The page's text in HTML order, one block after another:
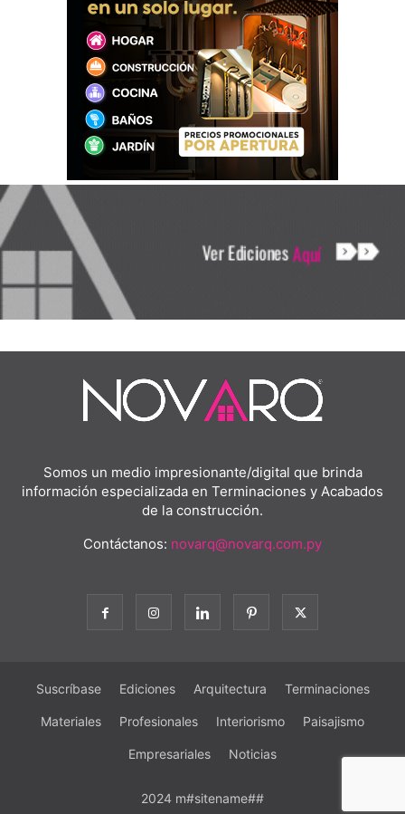
Somos un medio impresionante/digital que brinda
información especializada en Terminaciones y Acabados
de la construcción.
Contáctanos: novarq@novarq.com.py
Suscríbase Ediciones Arquitectura Terminaciones
Materiales Profesionales Interiorismo Paisajismo
Empresariales Noticias
2024 m#sitename##